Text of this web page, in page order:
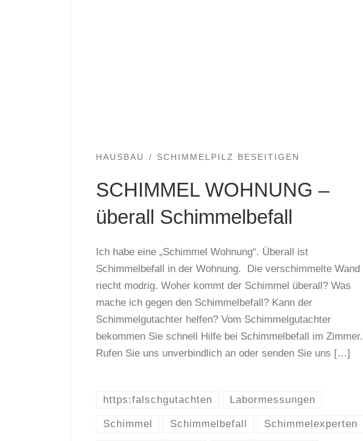
HAUSBAU SCHIMMELPILZ BESEITIGEN
SCHIMMEL WOHNUNG –
überall Schimmelbefall
Ich habe eine „Schimmel Wohnung“. Überall ist
Schimmelbefall in der Wohnung. Die verschimmelte Wand
riecht modrig. Woher kommt der Schimmel überall? Was
mache ich gegen den Schimmelbefall? Kann der
Schimmelgutachter helfen? Vom Schimmelgutachter
bekommen Sie schnell Hilfe bei Schimmelbefall im Zimmer.
Rufen Sie uns unverbindlich an oder senden Sie uns […]
https:falschgutachten Labormessungen
Schimmel Schimmelbefall Schimmelexperten